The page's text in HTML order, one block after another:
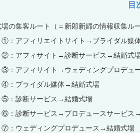
目
の集客ルート（＝新郎新婦の情報収集ルー
①：アフィリエイトサイト→ブライダル媒
②：アフィサイト→診断サービス→結婚式
③：アフィサイト→ウェディングプロデュ
④：ブライダル媒体→結婚式場
⑤：診断サービス→結婚式場
⑥：診断サービス→プロデュースサービス
⑦：ウェディングプロデュース→結婚式場